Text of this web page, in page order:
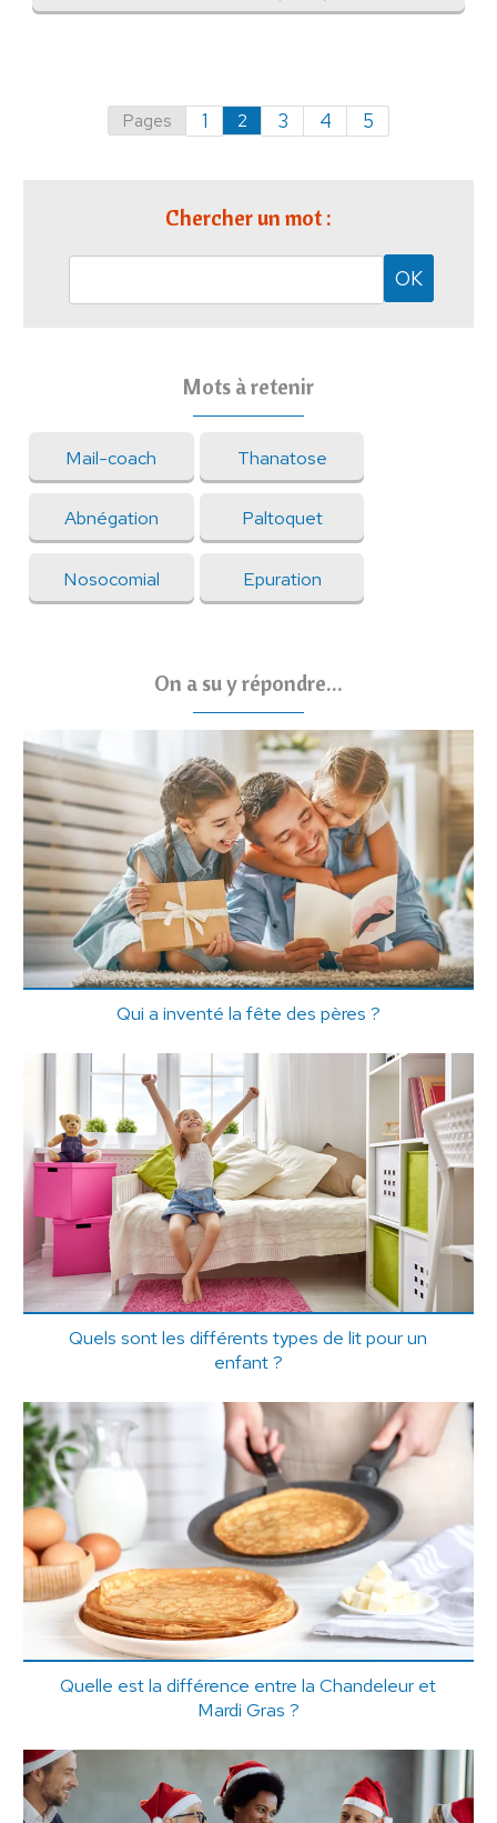
Pages 1 2 3 4 5
Chercher un mot :
Mots à retenir
Mail-coach Thanatose
Abnégation Paltoquet
Nosocomial Epuration
On a su y répondre...
Qui a inventé la fête des pères ?
Quels sont les différents types de lit pour un
enfant ?
Quelle est la différence entre la Chandeleur et
Mardi Gras ?